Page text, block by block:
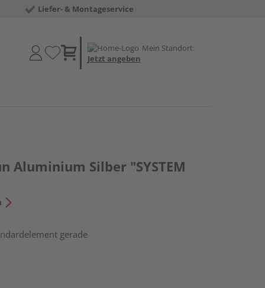
Liefer- & Montageservice
Mein Standort:
Jetzt angeben
Aluminium Silber "SYSTEM
gerade